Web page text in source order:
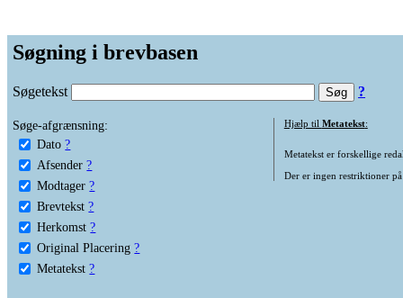
Søgning i brevbasen
Søgetekst ?
Søge-afgrænsning:
Dato ?
Afsender ?
Modtager ?
Brevtekst ?
Herkomst ?
Original Placering ?
Metatekst ?
Hjælp til Metatekst:
Metatekst er forskellige
Der er ingen restriktioner